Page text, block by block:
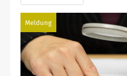
Meldung